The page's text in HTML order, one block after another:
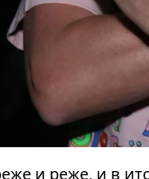
и реже, и в